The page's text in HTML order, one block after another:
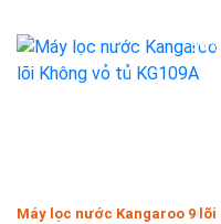
-36%
Máy lọc nước Kangaroo 9 lõi